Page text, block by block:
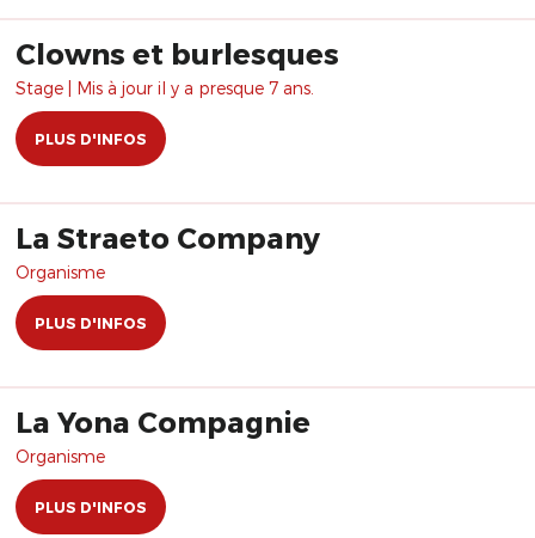
Clowns et burlesques
Stage | Mis à jour il y a presque 7 ans.
PLUS D'INFOS
La Straeto Company
Organisme
PLUS D'INFOS
La Yona Compagnie
Organisme
PLUS D'INFOS